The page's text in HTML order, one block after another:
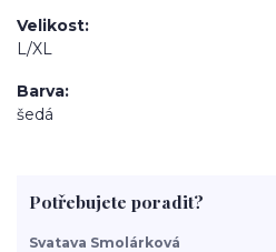
Velikost
L/XL
Barva
šedá
Potřebujete poradit?
Svatava Smolárková